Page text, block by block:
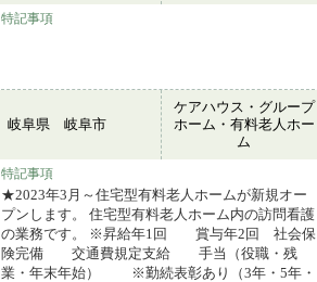
特記事項
岐阜県 岐阜市
ケアハウス・グループ
ホーム・有料老人ホー
ム
特記事項
★2023年3月～住宅型有料老人ホームが新規オー
プンします。 住宅型有料老人ホーム内の訪問看護
の業務です。 ※昇給年1回 賞与年2回 社会保
険完備 交通費規定支給 手当（役職・残
業・年末年始） ※勤続表彰あり（3年・5年・